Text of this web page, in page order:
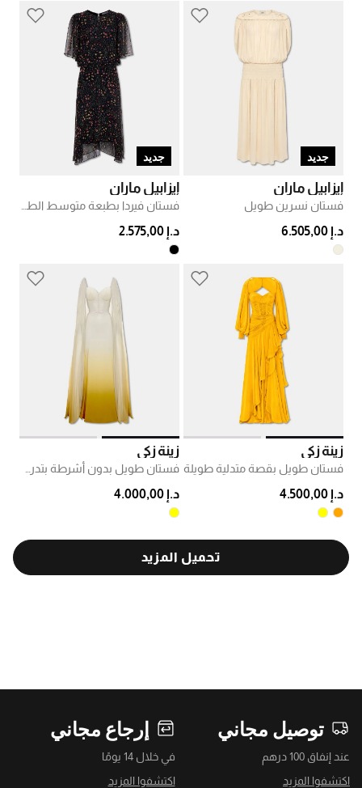
جديد
إيزابيل ماران
فستان نسرين طويل
د.إ 6.505,00
جديد
إيزابيل ماران
د.إ 2.575,00
زينة زكي
فستان طويل بقصة متدلية طويلة
د.إ 4.500,00
زينة زكي
د.إ 4.000,00
تحميل المزيد
توصيل مجاني
عند إنفاق 100 درهم
اكتشفوا المزيد
إرجاع مجاني
في خلال 14 يومًا
اكتشفوا المزيد